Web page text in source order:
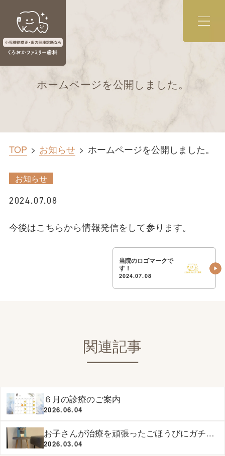
ホームページを公開しました。
TOP お知らせ ホームページを公開しました。
お知らせ
2024.07.08
今後はこちらから情報発信をして参ります。
当院のロゴマークで
す！
2024.07.08
関連記事
６月の診療のご案内
2026.06.04
お子さんが治療を頑張ったごほうびにガチャ
ガチャを設置しました
2026.03.04